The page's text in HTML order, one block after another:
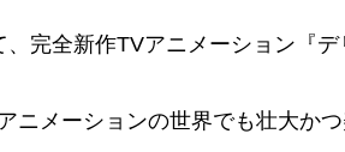
完全新作TVアニメーション『デ
ニメーションの世界でも壮大か